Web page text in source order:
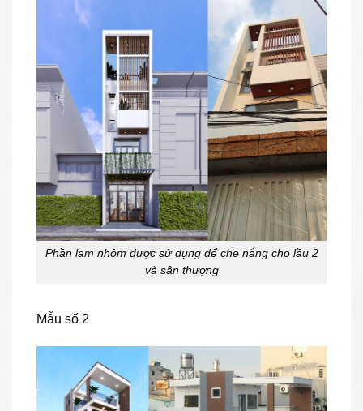
Phần lam nhôm được sử dụng để che nắng cho lầu 2
và sân thượng
Mẫu số 2